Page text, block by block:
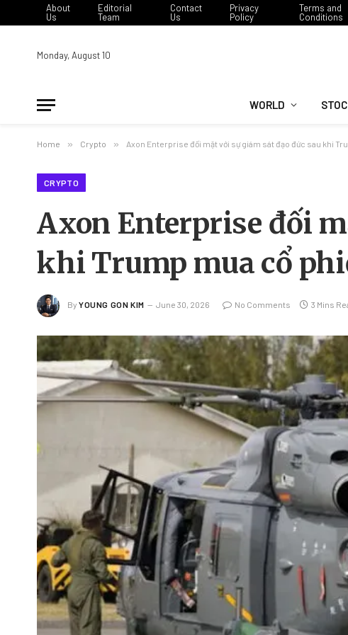
About
Us
Editorial
Team
Contact
Us
Privacy
Policy
Terms and
Conditions
Monday, August 10
WORLD
Home » Crypto » Axon Enterprise đối mặt với sự giám sát đạo đức sau khi
CRYPTO
Axon Enterprise đối
khi Trump mua cổ
By YOUNG GON KIM June 30, 2026 No Comments 3 Mins